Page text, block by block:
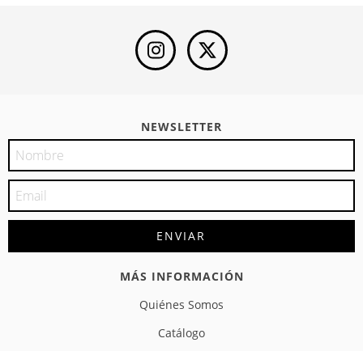
NEWSLETTER
MÁS INFORMACIÓN
Quiénes Somos
Catálogo